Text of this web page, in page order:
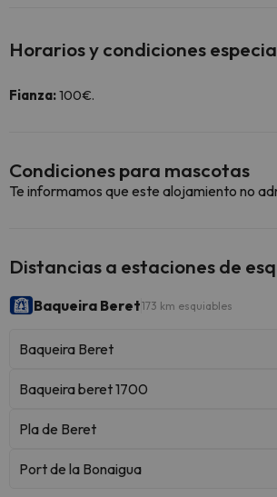
Horarios y condiciones
Fianza:100€.
Condiciones para mascotas
Te informamos que este alojamiento no
Distancias a estaciones de
Baqueira Beret173 km esquiables
Baqueira Beret
Baqueira beret 1700
Pla de Beret
Port de la Bonaigua